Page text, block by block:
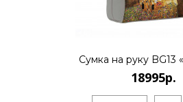
Сумка на руку BG13
18995р.